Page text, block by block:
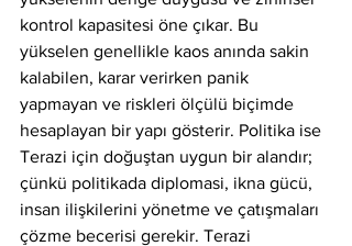
kontrol kapasitesi öne çıkar. Bu
yükselen genellikle kaos anında sakin
kalabilen, karar verirken panik
yapmayan ve riskleri ölçülü biçimde
hesaplayan bir yapı gösterir. Politika ise
Terazi için doğuştan uygun bir alandır;
çünkü politikada diplomasi, ikna gücü,
insan ilişkilerini yönetme ve çatışmaları
çözme becerisi gerekir. Terazi